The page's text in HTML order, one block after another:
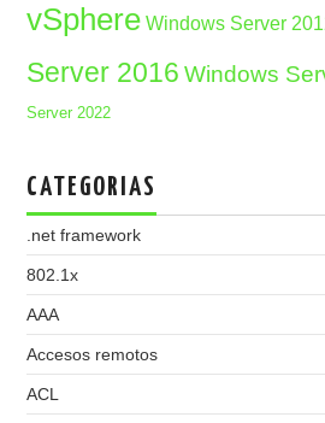
vSphere Windows Server
Server 2016 Windows
Server 2022
CATEGORIAS
.net framework
802.1x
AAA
Accesos remotos
ACL